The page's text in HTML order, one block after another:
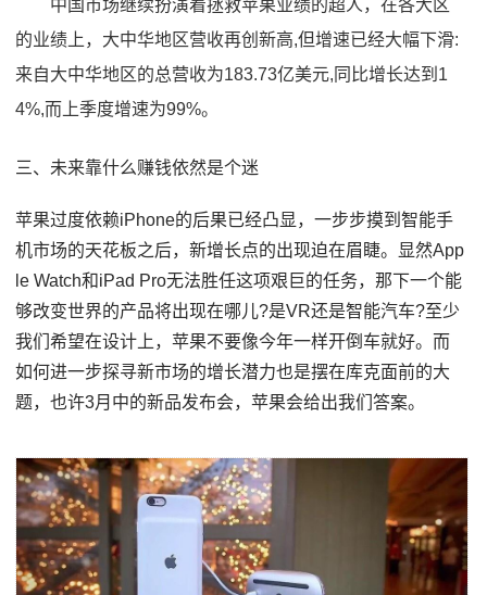
中国市场继续扮演着拯救苹果业绩的超人，在各大区
的业绩上，大中华地区营收再创新高,但增速已经大幅下滑:
来自大中华地区的总营收为183.73亿美元,同比增长达到1
4%,而上季度增速为99%。
三、未来靠什么赚钱依然是个迷
苹果过度依赖iPhone的后果已经凸显，一步步摸到智能手
机市场的天花板之后，新增长点的出现迫在眉睫。显然App
le Watch和iPad Pro无法胜任这项艰巨的任务，那下一个能
够改变世界的产品将出现在哪儿?是VR还是智能汽车?至少
我们希望在设计上，苹果不要像今年一样开倒车就好。而
如何进一步探寻新市场的增长潜力也是摆在库克面前的大
题，也许3月中的新品发布会，苹果会给出我们答案。